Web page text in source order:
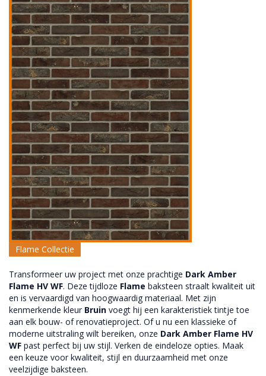
Flame Collectie
Transformeer uw project met onze prachtige Dark Amber
Flame HV WF. Deze tijdloze Flame baksteen straalt kwaliteit uit
en is vervaardigd van hoogwaardig materiaal. Met zijn
kenmerkende kleur Bruin voegt hij een karakteristiek tintje toe
aan elk bouw- of renovatieproject. Of u nu een klassieke of
moderne uitstraling wilt bereiken, onze Dark Amber Flame HV
WF past perfect bij uw stijl. Verken de eindeloze opties. Maak
een keuze voor kwaliteit, stijl en duurzaamheid met onze
veelzijdige baksteen.